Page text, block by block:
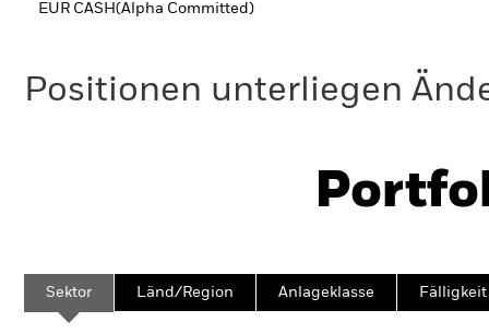
EUR CASH(Alpha Committed)
Positionen unterliegen
Sektor Länd/Region Anlageklasse Fälligkeit